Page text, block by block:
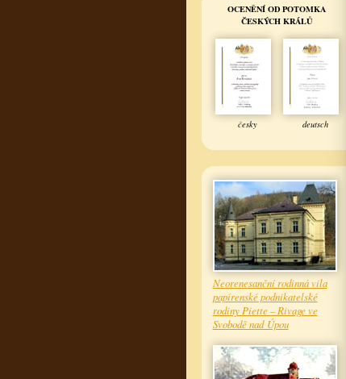
OCENĚNÍ OD POTOMKA
ČESKÝCH KRÁLŮ
česky deutsch
Neorenesanční rodinná vila
papírenské podnikatelské
rodiny Piette – Rivage ve
Svobodě nad Úpou